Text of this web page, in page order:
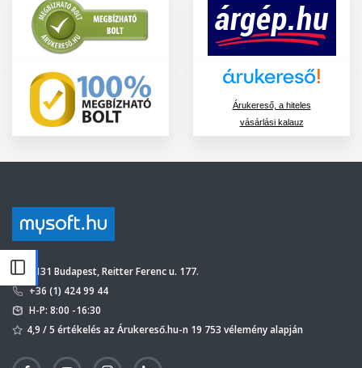
Árukereső, a hiteles
vásárlási kalauz
1131 Budapest, Reitter Ferenc u. 177.
+36 (1) 424 99 44
H-P: 8:00 -16:30
4,9 / 5 értékelés az Árukereső.hu-n 19 753 vélemény alapján